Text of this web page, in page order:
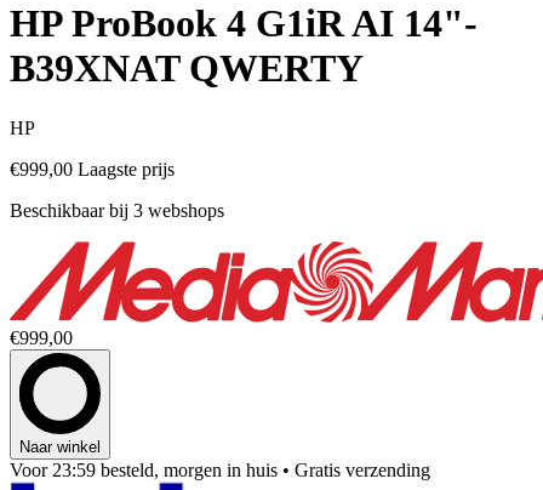
HP ProBook 4 G1iR AI 14"-
B39XNAT QWERTY
HP
€999,00 Laagste prijs
Beschikbaar bij 3 webshops
€999,00
Naar winkel
Voor 23:59 besteld, morgen in huis • Gratis verzending